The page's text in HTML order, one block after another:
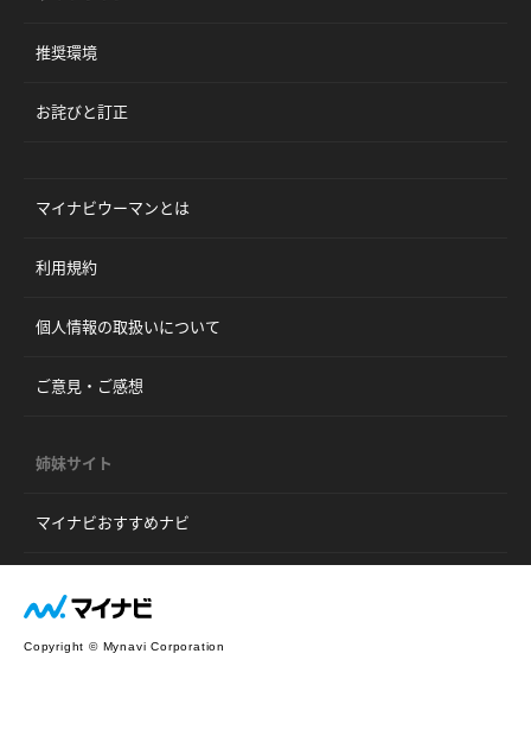
推奨環境
お詫びと訂正
マイナビウーマンとは
利用規約
個人情報の取扱いについて
ご意見・ご感想
姉妹サイト
マイナビおすすめナビ
Copyright © Mynavi Corporation